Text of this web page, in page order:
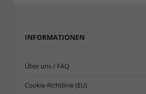
INFORMATIONEN
Über uns / FAQ
Cookie-Richtlinie (EU)